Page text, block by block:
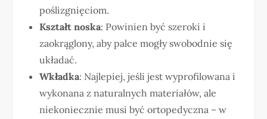
poślizgnięciom.
Kształt noska: Powinien być szeroki i
zaokrąglony, aby palce mogły swobodnie się
układać.
Wkładka: Najlepiej, jeśli jest wyprofilowana i
wykonana z naturalnych materiałów, ale
niekoniecznie musi być ortopedyczna – w